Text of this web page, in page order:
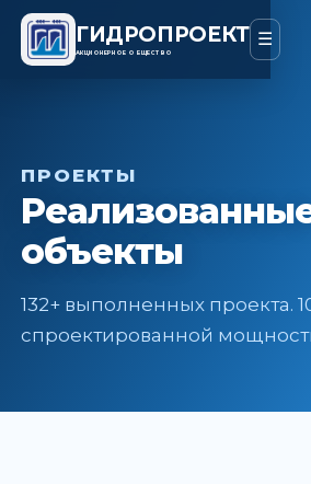
ГИДРОПРОЕКТ
АКЦИОНЕРНОЕ ОБЩЕСТВО
☰
ПРОЕКТЫ
объекты
132+ выполненных проекта.
спроектированной